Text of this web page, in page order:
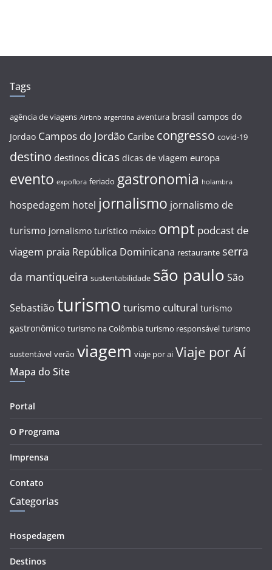
Tags
agência de viagens Airbnb argentina aventura brasil campos do
Jordao Campos do Jordão Caribe congresso covid-19
destino destinos dicas dicas de viagem europa
evento expoflora feriado gastronomia holambra
hospedagem hotel jornalismo jornalismo de
turismo jornalismo turístico méxico ompt podcast de
viagem praia República Dominicana restaurante serra
da mantiqueira sustentabilidade são paulo São
Sebastião turismo turismo cultural turismo
gastronômico turismo na Colômbia turismo responsável turismo
sustentável verão viagem viaje por ai Viaje por Aí
Mapa do Site
Portal
O Programa
Imprensa
Contato
Categorias
Hospedagem
Destinos